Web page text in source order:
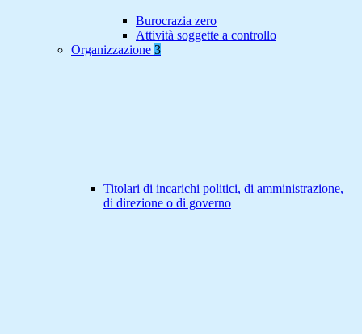
Burocrazia zero
Attività soggette a controllo
Organizzazione 3
Titolari di incarichi politici, di amministrazione,
di direzione o di governo